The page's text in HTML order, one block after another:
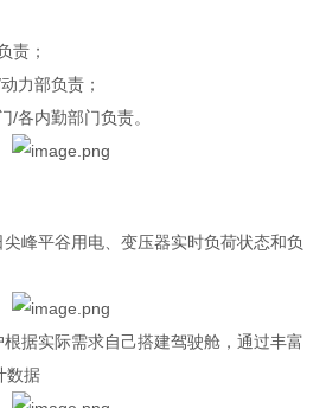
责；
力部负责；
/各内勤部门负责。
尖峰平谷用电、变压器实时负荷状态和负
根据实际需求自己搭建驾驶舱，通过丰富
数据